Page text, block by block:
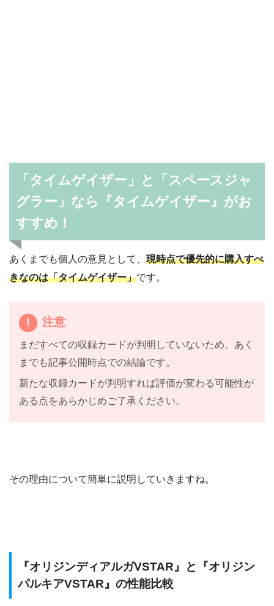
「タイムゲイザー」と「スペースジャ
グラー」なら『タイムゲイザー』がお
すすめ！
あくまでも個人の意見として、 現時点で優先的に購入すべ
きなのは「タイムゲイザー」です。
注意
まだすべての収録カードが判明していないため、あく
までも記事公開時点での結論です。
新たな収録カードが判明すれば評価が変わる可能性が
ある点をあらかじめご了承ください。
その理由について簡単に説明していきますね。
『オリジンディアルガVSTAR』と『オリジン
パルキアVSTAR』の性能比較